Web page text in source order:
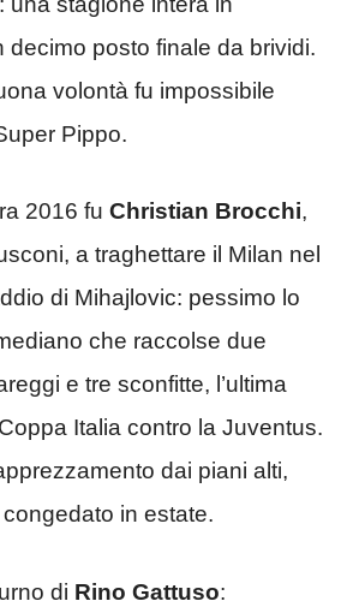
decimo posto finale da brividi.
volontà fu impossibile
Pippo.
2016 fu Christian Brocchi,
a traghettare il Milan nel
di Mihajlovic: pessimo lo
che raccolse due
e tre sconfitte, l’ultima
Italia contro la Juventus.
dai piani alti,
in estate.
di Rino Gattuso: